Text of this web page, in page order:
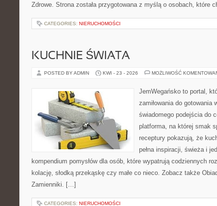
Zdrowe. Strona została przygotowana z myślą o osobach, które
CATEGORIES: NIERUCHOMOŚCI
KUCHNIE ŚWIATA
POSTED BY ADMIN KWI - 23 - 2026 MOŻLIWOŚĆ
JemWegańsko to portal,
zamiłowania do gotowania
świadomego podejścia do
platforma, na której smak
receptury pokazują, że
pełna inspiracji, świeża i
kompendium pomysłów dla osób, które wypatrują codziennych
kolację, słodką przekąskę czy małe co nieco. Zobacz także
Zamienniki. […]
CATEGORIES: NIERUCHOMOŚCI